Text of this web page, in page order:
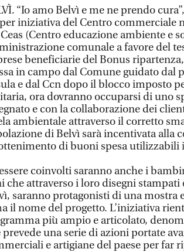
“Io amo Belvì e me ne prendo
iniziativa del Centro commerciale
(Centro educazione ambiente e
comunale a favore del
beneficiarie del Bonus
in campo dal Comune guidato dal
e dal Ccn dopo il blocco imposto
ora dovranno occuparsi di uno
e con la collaborazione dei
ambientale attraverso il corretto
di Belvì sarà incentivata alla
di buoni spesa utilizzabili
coinvolti saranno anche i
che attraverso i loro disegni
saranno protagonisti di una mostra
il nome del progetto. L’iniziativa
più ampio e articolato,
prevede una serie di azioni portate
e artigiane del paese per far